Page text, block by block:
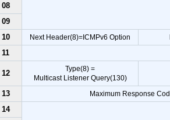
08
09
10
Next Header(8)=ICMPv6 Option
11
12
Type(8) =
Multicast Listener Query(130)
13 Maximum Response
14